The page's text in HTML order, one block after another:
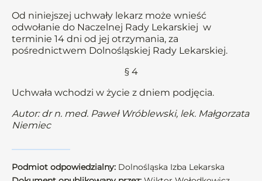
Od niniejszej uchwały lekarz może wnieść
odwołanie do Naczelnej Rady Lekarskiej w
terminie 14 dni od jej otrzymania, za
pośrednictwem Dolnośląskiej Rady Lekarskiej.
§ 4
Uchwała wchodzi w życie z dniem podjęcia.
Autor: dr n. med. Paweł Wróblewski, lek. Małgorzata
Niemiec
Podmiot odpowiedzialny: Dolnośląska Izba Lekarska